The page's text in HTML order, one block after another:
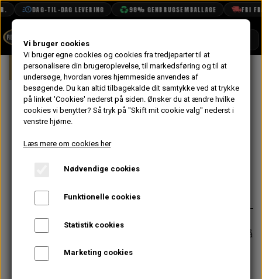
DAG-TIL-DAG LEVERING 98% GENBRUGSEMBALLAGE FRI
BOOK TID
PROJEKTER
TEKNISK DATA
VANDPOLERING
Forside Mini Indsugning & Brændstofsystem
På lager
Skrue til
HIF Karburator
11,20 kr.
Varenummer: AUD3590
Varen er på
lager. 1-2 dages leveringstid
Vi bruger cookies
Vi bruger egne cookies og cookies fra tredjeparter til at
personalisere din brugeroplevelse, til markedsføring og til at
undersøge, hvordan vores hjemmeside anvendes af
besøgende. Du kan altid tilbagekalde dit samtykke ved at trykke
på linket 'Cookies' nederst på siden. Ønsker du at ændre hvilke
cookies vi benytter? Så tryk på "Skift mit cookie valg" nederst i
venstre hjørne.
Læs mere om cookies her
Nødvendige cookies
Funktionelle cookies
Statistik cookies
Marketing cookies